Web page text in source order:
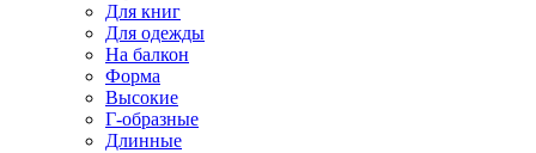
Для книг
Для одежды
На балкон
Форма
Высокие
Г-образные
Длинные